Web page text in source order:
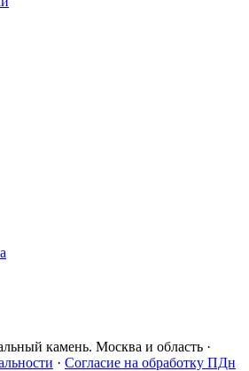
камень. Москва и область ·
· Согласие на обработку ПДн